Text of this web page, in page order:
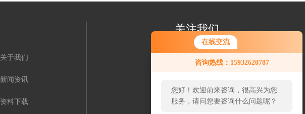
在线交流
咨询热线：15932620787
您好！欢迎前来咨询，很高兴为您
服务，请问您要咨询什么问题呢？
关于我们
新闻资讯
资料下载
关注我们